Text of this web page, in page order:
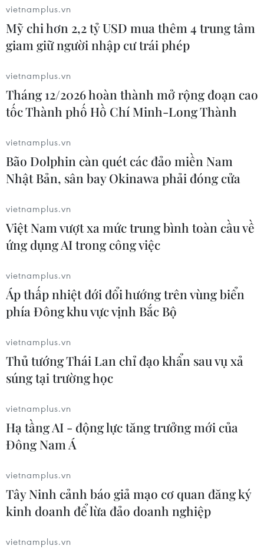
hưởng Đà Nẵng 2026
23/07/2026 16:18
"Bữa tiệc" âm thanh và ánh
sáng khai màn Lễ hội Tận hưởng Đà
Nẵng 2026
23/07/2026 15:59
Hấp dẫn sự kiện hội tụ quán bún bò
Huế tiêu biểu cả nước
Rộn rã đêm hội Sâm Ngọc
giữa lòng Đà Nẵng
21/07/2026 16:24
sân khấu thực cảnh tại Lễ hội tận
hưởng Đà Nẵng 2026
21/07/2026 10:12
Lần đầu trình diễn 500 cánh diều
phát sáng, tạo hiệu ứng trên bầu trời
Đà Nẵng
Lễ hội Sầu riêng Đắk Lắk 2026:
Quảng bá điểm đến kết nối khu vực
vietnamplus.vn
Mỹ chi hơn 2,2 tỷ USD mua thêm 4 trung tâm
giam giữ người nhập cư trái phép
vietnamplus.vn
Tháng 12/2026 hoàn thành mở rộng đoạn cao
tốc Thành phố Hồ Chí Minh-Long Thành
vietnamplus.vn
Bão Dolphin càn quét các đảo miền Nam
Nhật Bản, sân bay Okinawa phải đóng cửa
vietnamplus.vn
Việt Nam vượt xa mức trung bình toàn cầu về
ứng dụng AI trong công việc
vietnamplus.vn
Áp thấp nhiệt đới đổi hướng trên vùng biển
phía Đông khu vực vịnh Bắc Bộ
vietnamplus.vn
Thủ tướng Thái Lan chỉ đạo khẩn sau vụ xả
súng tại trường học
vietnamplus.vn
Hạ tầng AI - động lực tăng trưởng mới của
Đông Nam Á
vietnamplus.vn
Tây Ninh cảnh báo giả mạo cơ quan đăng ký
kinh doanh để lừa đảo doanh nghiệp
vietnamplus.vn